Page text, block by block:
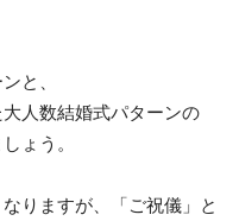
と、
人数結婚式パターンの
ょう。
りますが、「ご祝儀」と